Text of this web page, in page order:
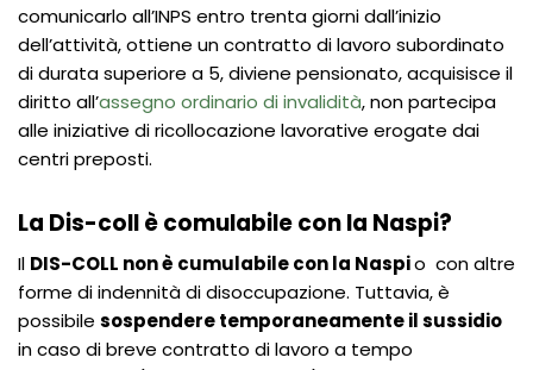
comunicarlo all’INPS entro trenta giorni dall’inizio
dell’attività, ottiene un contratto di lavoro subordinato
di durata superiore a 5, diviene pensionato, acquisisce il
diritto all’assegno ordinario di invalidità, non partecipa
alle iniziative di ricollocazione lavorative erogate dai
centri preposti.
La Dis-coll è comulabile con la Naspi?
Il DIS-COLL non è cumulabile con la Naspio con altre
forme di indennità di disoccupazione. Tuttavia, è
possibile sospendere temporaneamente il sussidio
in caso di breve contratto di lavoro a tempo